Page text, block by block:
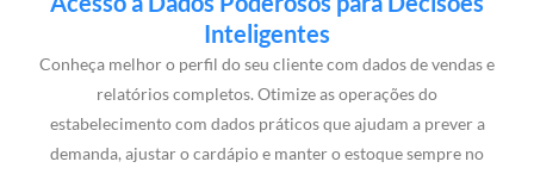
Inteligentes
Conheça melhor o perfil do seu cliente com dados de vendas e
relatórios completos. Otimize as operações do
estabelecimento com dados práticos que ajudam a prever a
demanda, ajustar o cardápio e manter o estoque sempre no